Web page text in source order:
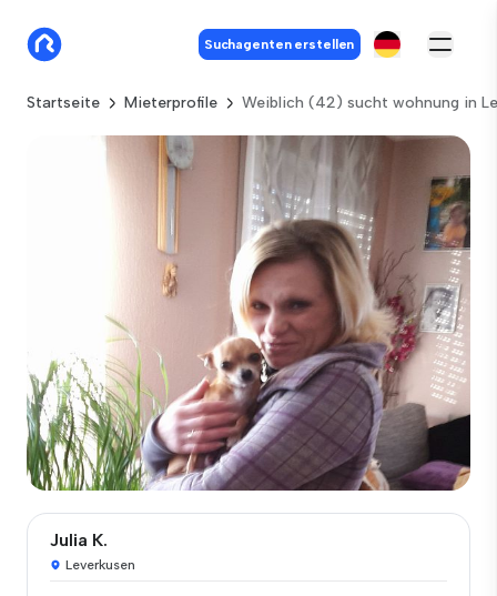
Suchagenten erstellen
Startseite Mieterprofile Weiblich (42) sucht wohnung in
Julia K.
Leverkusen